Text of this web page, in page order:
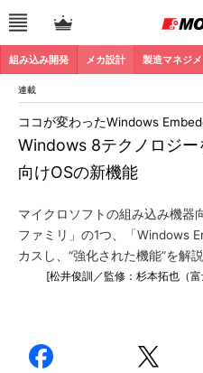
組み込み開発 メカ設計 製造マネジメ
連載
Windows 8テクノロジ
向けOSの新機能
ココが変わったWindows
マイクロソフトの組み込み機器
ファミリ」の1つ、「Windows
カスし、“強化された機能”を解説
[松井俊訓／監修：杉本拓也（